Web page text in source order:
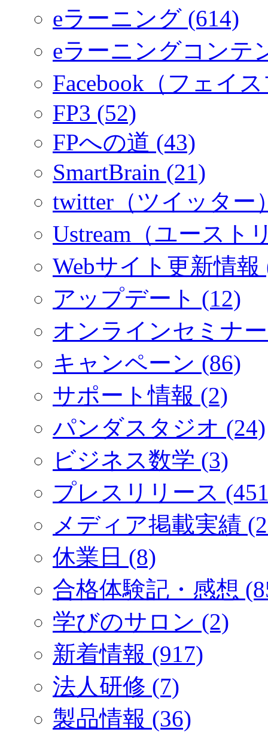
eラーニング (614)
eラーニングコンテ
Facebook（フェイ
FP3 (52)
FPへの道 (43)
SmartBrain (21)
twitter（ツイッター
Ustream（ユースト
Webサイト更新情報
アップデート (12)
オンラインセミナ
キャンペーン (86)
サポート情報 (2)
パンダスタジオ (24)
ビジネス数学 (3)
プレスリリース
メディア掲載実績
休業日 (8)
合格体験記・感想
学びのサロン (2)
新着情報 (917)
法人研修 (7)
製品情報 (36)